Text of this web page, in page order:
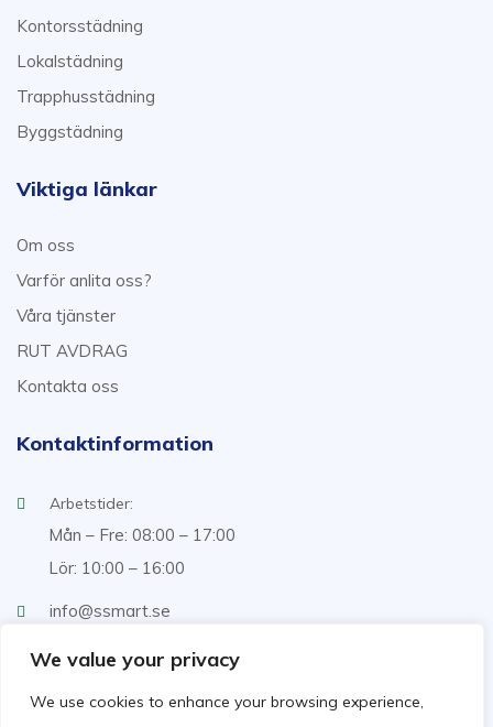
We value your privacy
We use cookies to enhance your browsing experience,
Kontorsstädning
Lokalstädning
Trapphusstädning
Byggstädning
Viktiga länkar
Om oss
Varför anlita oss?
Våra tjänster
RUT AVDRAG
Kontakta oss
Kontaktinformation
Arbetstider:
Mån – Fre: 08:00 – 17:00
Lör: 10:00 – 16:00
info@ssmart.se
+46707322222